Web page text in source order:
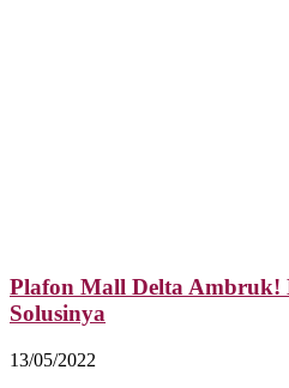
Plafon Mall Delta Ambruk!
Solusinya
13/05/2022